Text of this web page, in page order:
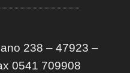
238 – 47923 –
0541 709908